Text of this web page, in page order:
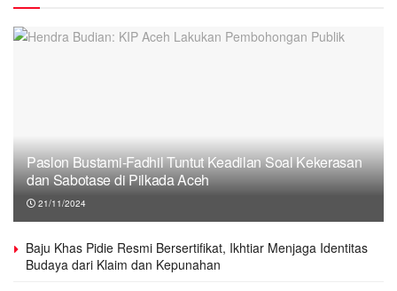
Paslon Bustami-Fadhil Tuntut Keadilan Soal Kekerasan
dan Sabotase di Pilkada Aceh
21/11/2024
Baju Khas Pidie Resmi Bersertifikat, Ikhtiar Menjaga Identitas
Budaya dari Klaim dan Kepunahan